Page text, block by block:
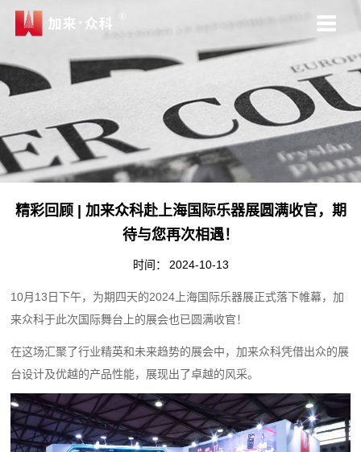
精彩回顾 | 加来众科赴上海国际乐器展圆满收官，期
待与您再次相遇！
时间： 2024-10-13
10月13日下午，为期四天的2024上海国际乐器展正式落下帷幕，加
来众科于此次国际舞台上的展会也已圆满收官！
在这场汇聚了行业精英和未来趋势的展会中，加来众科凭借出众的展
台设计及优越的产品性能，展现出了卓越的风采。